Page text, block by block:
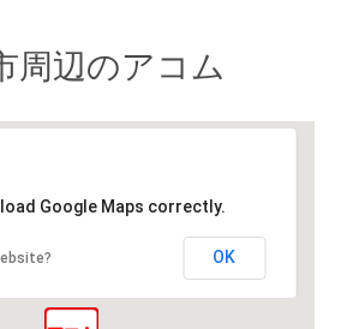
周辺のアコム
Google Maps correctly.
OK